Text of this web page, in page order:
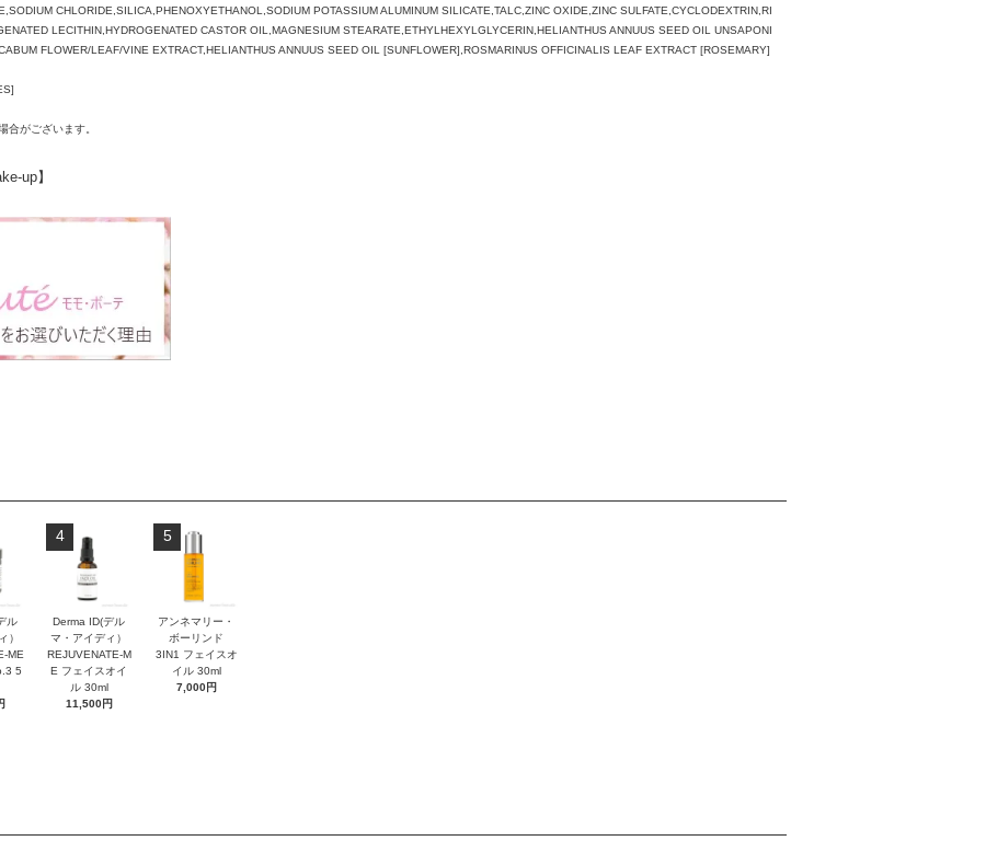
CHLORIDE,SILICA,PHENOXYETHANOL,SODIUM POTASSIUM ALUMINUM SILICATE,TALC,ZINC OXIDE,ZINC SULFATE,CYCLODEXTRIN,RI
LECITHIN,HYDROGENATED CASTOR OIL,MAGNESIUM STEARATE,ETHYLHEXYLGLYCERIN,HELIANTHUS ANNUUS SEED OIL UNSAPONI
FLOWER/LEAF/VINE EXTRACT,HELIANTHUS ANNUUS SEED OIL [SUNFLOWER],ROSMARINUS OFFICINALIS LEAF EXTRACT [ROSEMARY]
がございます。
up】
ル
）
ME
5
4
Derma ID(デル
マ・アイディ）
REJUVENATE-M
E フェイスオイ
ル 30ml
11,500円
5
アンネマリー・
ボーリンド
3IN1 フェイスオ
イル 30ml
7,000円